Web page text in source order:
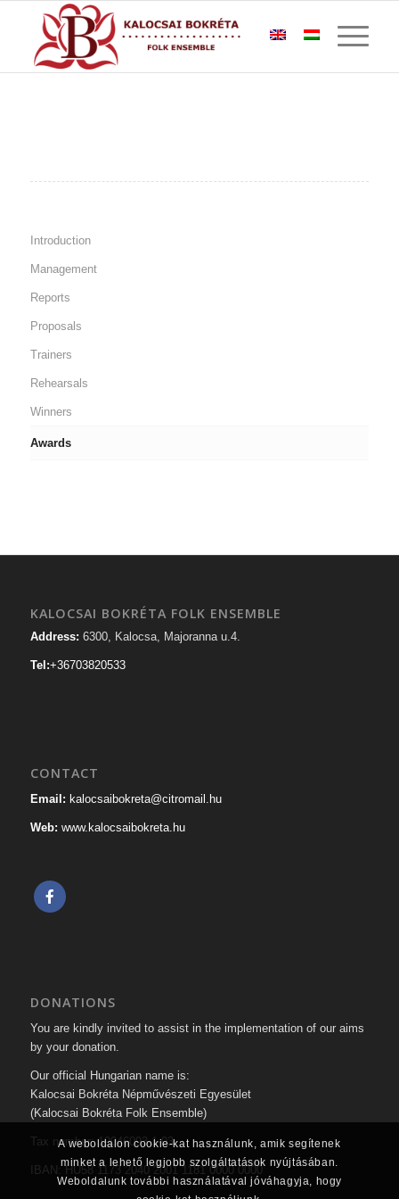
Introduction
Management
Reports
Proposals
Trainers
Rehearsals
Winners
Awards
KALOCSAI BOKRÉTA FOLK ENSEMBLE
Address: 6300, Kalocsa, Majoranna u.4.
Tel:+36703820533
CONTACT
Email: kalocsaibokreta@citromail.hu
Web: www.kalocsaibokreta.hu
DONATIONS
You are kindly invited to assist in the implementation of our aims
by your donation.
Our official Hungarian name is:
Kalocsai Bokréta Népművészeti Egyesület
(Kalocsai Bokréta Folk Ensemble)
Tax number: 19046093-1-03
IBAN: HU58 1173 2040 2001 1181 0000 0000
A weboldalon cookie-kat használunk, amik segítenek
minket a lehető legjobb szolgáltatások nyújtásában.
Weboldalunk további használatával jóváhagyja, hogy